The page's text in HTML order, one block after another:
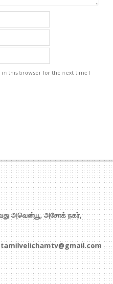
in this browser for the next time I
அவென்யூ, அசோக் நகர்,